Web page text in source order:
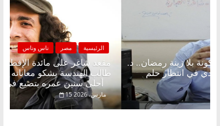
أحلى سنين عمره بتضيع في السجن
الرئيسية ناس وناس
مقعد شاغر على الإفطار وبلكونة بلا زينة رمضان.. د.
عبدالخالق فاروق خبير اقتصادي في انتظار حلم
22 فبراير، 2026